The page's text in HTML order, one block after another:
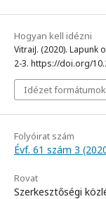
Hogyan kell idézni
VitraiJ. (2020).
2-3. https://doi.org/
Idézet formátumok
Folyóirat szám
Évf. 61 szám 3
Rovat
Szerkesztőségi